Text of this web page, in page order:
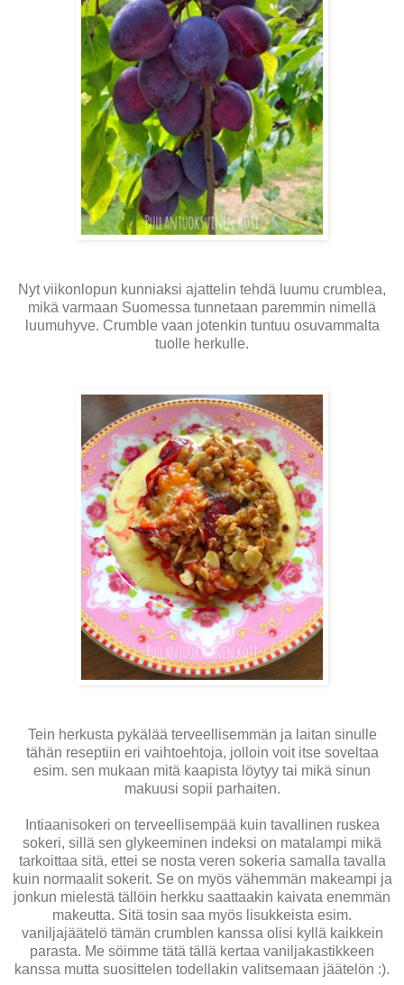
Nyt viikonlopun kunniaksi ajattelin tehdä luumu crumblea,
mikä varmaan Suomessa tunnetaan paremmin nimellä
luumuhyve. Crumble vaan jotenkin tuntuu osuvammalta
tuolle herkulle.
Tein herkusta pykälää terveellisemmän ja laitan sinulle
tähän reseptiin eri vaihtoehtoja, jolloin voit itse soveltaa
esim. sen mukaan mitä kaapista löytyy tai mikä sinun
makuusi sopii parhaiten.
Intiaanisokeri on terveellisempää kuin tavallinen ruskea
sokeri, sillä sen glykeeminen indeksi on matalampi mikä
tarkoittaa sitä, ettei se nosta veren sokeria samalla tavalla
kuin normaalit sokerit. Se on myös vähemmän makeampi ja
jonkun mielestä tällöin herkku saattaakin kaivata enemmän
makeutta. Sitä tosin saa myös lisukkeista esim.
vaniljajäätelö tämän crumblen kanssa olisi kyllä kaikkein
parasta. Me söimme tätä tällä kertaa vaniljakastikkeen
kanssa mutta suosittelen todellakin valitsemaan jäätelön :).